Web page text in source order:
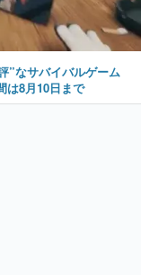
”なサバイバルゲーム
は8月10日まで